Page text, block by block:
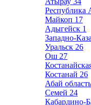
Республика
Майкоп 17
Адыгейск 1
Западно-
Уральск 26
Ош 27
Костанай 26
Абай область
Семей 24
Кабардино-